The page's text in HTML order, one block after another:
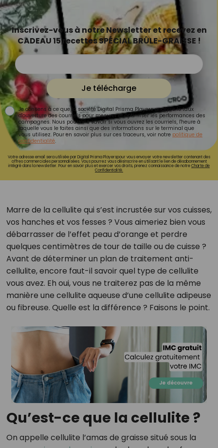
Inscrivez-vous à notre Newsletter et recevez en
CADEAU 15 recettes SPÉCIAL BRÛLE-GRAISSE !
Je télécharge
Je consens à ce que la société Digital Prisma Players analyse le taux
d'ouverture des courriels pour mesurer et optimiser les performances des
campagnes. Nous pourrons savoir si vous ouvrez les courriels, l'heure à
laquelle vous le faites ainsi que des informations sur le terminal que
vous utilisez. Pour en savoir plus sur ces traceurs, voir notre politique de
confidentialité.
Votre adresse email sera utilisée par Digital Prisma Playerspour vous envoyer votre newsletter contenant des
offres commerciales personnalisées. Vous pourrez vous désinscrire en utilisant le lien de désabonnement
intégré dans la newsletter. Pour en savoir plus et exercer vos droits, prenez connaissance de notreCharte de
Confidentialité.
Marre de la cellulite qui s’est incrustée sur vos cuisses,
vos hanches et vos fesses ? Vous aimeriez bien vous
débarrasser de l’effet peau d’orange et perdre
quelques centimètres de tour de taille ou de cuisse ?
Avant de déterminer un plan de traitement anti-
cellulite, encore faut-il savoir quel type de cellulite
vous avez. Eh oui, vous ne traiterez pas de la même
manière une cellulite aqueuse d’une cellulite adipeuse
ou fibreuse. Quelle est la différence ? Faisons le point.
Qu’est-ce que la cellulite ?
On appelle cellulite l’amas de graisse situé sous la